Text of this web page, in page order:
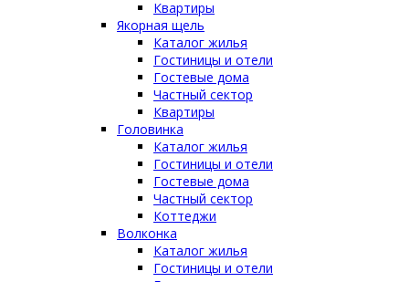
Квартиры
Якорная щель
Каталог жилья
Гостиницы и отели
Гостевые дома
Частный сектор
Квартиры
Головинка
Каталог жилья
Гостиницы и отели
Гостевые дома
Частный сектор
Коттеджи
Волконка
Каталог жилья
Гостиницы и отели